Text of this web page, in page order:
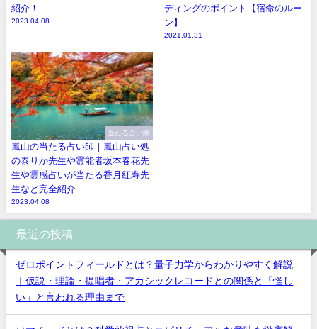
紹介！
2023.04.08
ディングのポイント【宿命のルー
ン】
2021.01.31
当たる占い師
嵐山の当たる占い師｜嵐山占い処
の泰りか先生や霊能者坂本春花先
生や霊感占いが当たる香月紅寿先
生など完全紹介
2023.04.08
最近の投稿
ゼロポイントフィールドとは？量子力学からわかりやすく解説
｜仮説・理論・提唱者・アカシックレコードとの関係と「怪し
い」と言われる理由まで